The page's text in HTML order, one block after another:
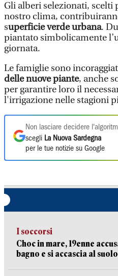
Gli alberi selezionati, scelti
nostro clima,
superficie verde urbana.
piantato simbolicamente
giornata.
Le famiglie sono
delle nuove piante, anche
per garantire loro il
l'irrigazione nelle stagioni
Non lasciare decidere
scegli La Nuova Sardegna
per le tue notizie su Google
I soccorsi
Choc in mare, 19enne
bagno e si accascia al